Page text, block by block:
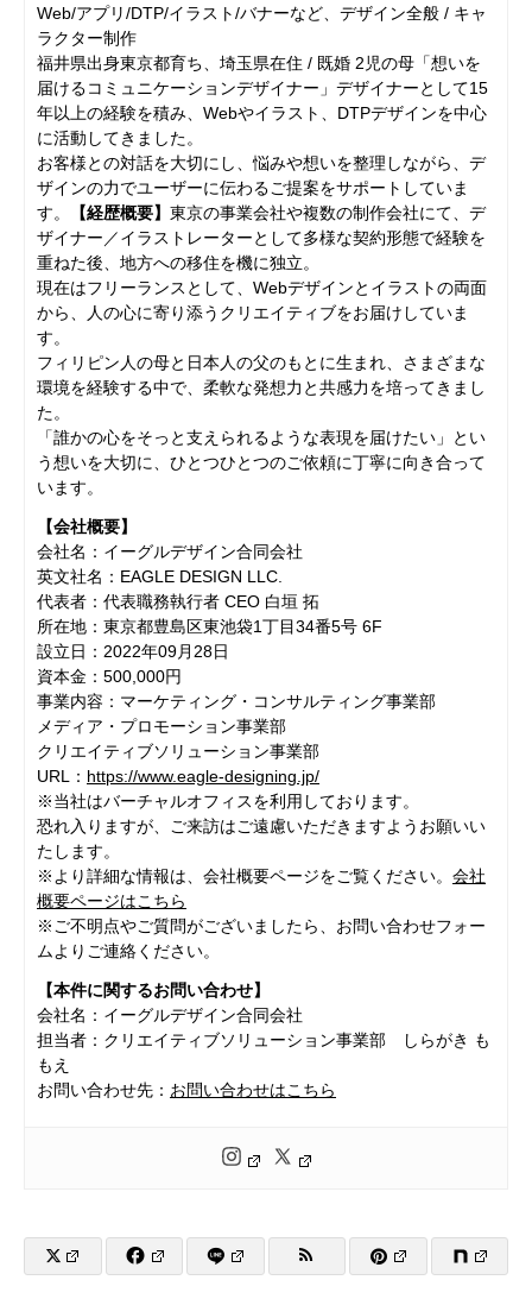
Web/アプリ/DTP/イラスト/バナーなど、デザイン全般 / キャ
ラクター制作
福井県出身東京都育ち、埼玉県在住 / 既婚 2児の母「想いを
届けるコミュニケーションデザイナー」デザイナーとして15
年以上の経験を積み、Webやイラスト、DTPデザインを中心
に活動してきました。
お客様との対話を大切にし、悩みや想いを整理しながら、デ
ザインの力でユーザーに伝わるご提案をサポートしていま
す。
【経歴概要】 東京の事業会社や複数の制作会社にて、デ
ザイナー／イラストレーターとして多様な契約形態で経験を
重ねた後、地方への移住を機に独立。
現在はフリーランスとして、Webデザインとイラストの両面
から、人の心に寄り添うクリエイティブをお届けしていま
す。
フィリピン人の母と日本人の父のもとに生まれ、さまざまな
環境を経験する中で、柔軟な発想力と共感力を培ってきまし
た。
「誰かの心をそっと支えられるような表現を届けたい」とい
う想いを大切に、ひとつひとつのご依頼に丁寧に向き合って
います。
【会社概要】
会社名：イーグルデザイン合同会社
英文社名：EAGLE DESIGN LLC.
代表者：代表職務執行者 CEO 白垣 拓
所在地：東京都豊島区東池袋1丁目34番5号 6F
設立日：2022年09月28日
資本金：500,000円
事業内容：マーケティング・コンサルティング事業部
メディア・プロモーション事業部
クリエイティブソリューション事業部
URL： https://www.eagle-designing.jp/
※当社はバーチャルオフィスを利用しております。
恐れ入りますが、ご来訪はご遠慮いただきますようお願いい
たします。
※より詳細な情報は、会社概要ページをご覧ください。 会社
概要ページはこちら
※ご不明点やご質問がございましたら、お問い合わせフォー
ムよりご連絡ください。
【本件に関するお問い合わせ】
会社名：イーグルデザイン合同会社
担当者：クリエイティブソリューション事業部 しらがき も
もえ
お問い合わせ先： お問い合わせはこちら